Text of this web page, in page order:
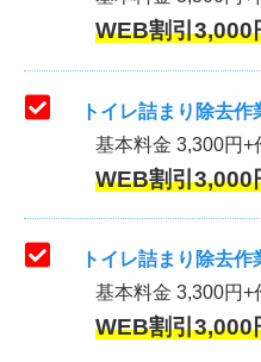
WEB割引
トイレ詰まり除去作
基本料金 3,300円+
WEB割引
トイレ詰まり除去
基本料金 3,300円+
WEB割引